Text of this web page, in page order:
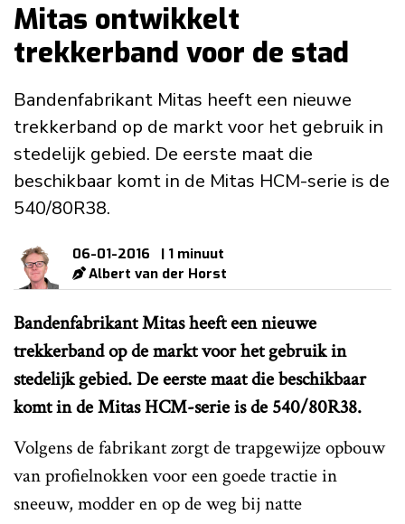
Mitas ontwikkelt
trekkerband voor de stad
Bandenfabrikant Mitas heeft een nieuwe
trekkerband op de markt voor het gebruik in
stedelijk gebied. De eerste maat die
beschikbaar komt in de Mitas HCM-serie is de
540/80R38.
06-01-2016
| 1 minuut
Albert van der Horst
Bandenfabrikant Mitas heeft een nieuwe
trekkerband op de markt voor het gebruik in
stedelijk gebied. De eerste maat die beschikbaar
komt in de Mitas HCM-serie is de 540/80R38.
Volgens de fabrikant zorgt de trapgewijze opbouw
van profielnokken voor een goede tractie in
sneeuw, modder en op de weg bij natte